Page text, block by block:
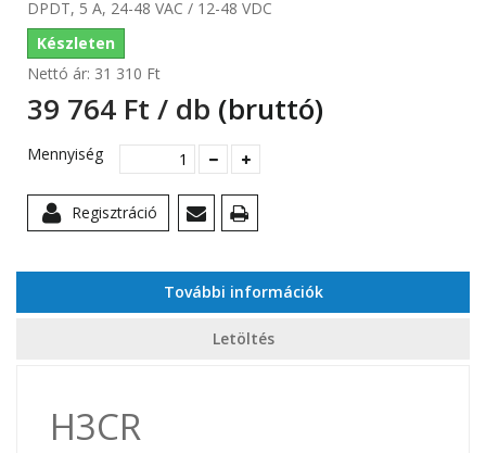
DPDT, 5 A, 24-48 VAC / 12-48 VDC
Készleten
Nettó ár: 31 310 Ft‎
39 764 Ft‎ / db (bruttó)
Mennyiség
Regisztráció
További információk
Letöltés
H3CR